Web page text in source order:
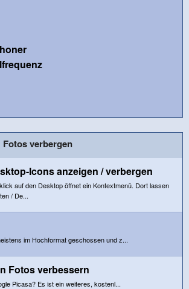
verbergen
Icons anzeigen / verbergen
auf den Desktop öffnet ein Kontextmenü. Dort lassen
/ De...
im Hochformat geschossen und z...
Fotos verbessern
Picasa? Es ist ein weiteres, kostenl...